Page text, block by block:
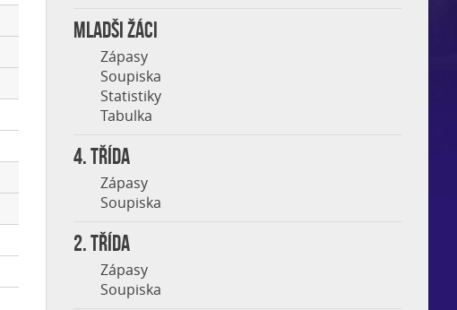
MLADŠI ŽÁCI
Zápasy
Soupiska
Statistiky
Tabulka
4. třída
Zápasy
Soupiska
2. třída
Zápasy
Soupiska